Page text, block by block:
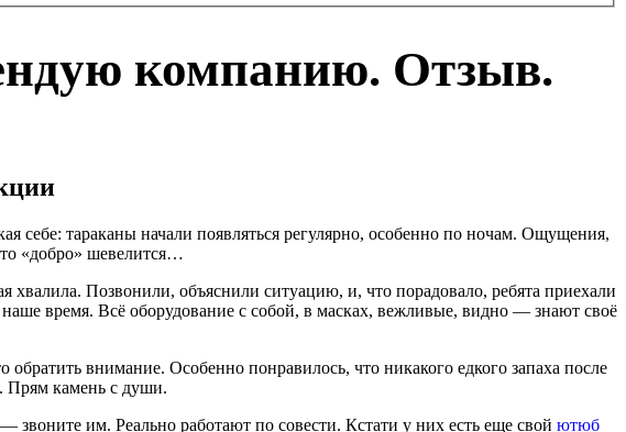
компанию. Отзыв.
себе: тараканы начали появляться регулярно, особенно по ночам. Ощущения,
«добро» шевелится…
Позвонили, объяснили ситуацию, и, что порадовало, ребята приехали
время. Всё оборудование с собой, в масках, вежливые, видно — знают своё
внимание. Особенно понравилось, что никакого едкого запаха после
Прям камень с души.
им. Реально работают по совести. Кстати у них есть еще свой ютюб